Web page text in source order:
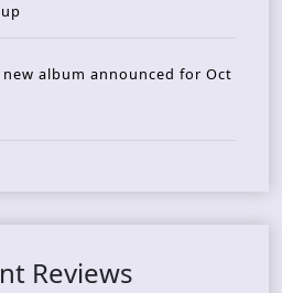
new album announced for Oct
Reviews